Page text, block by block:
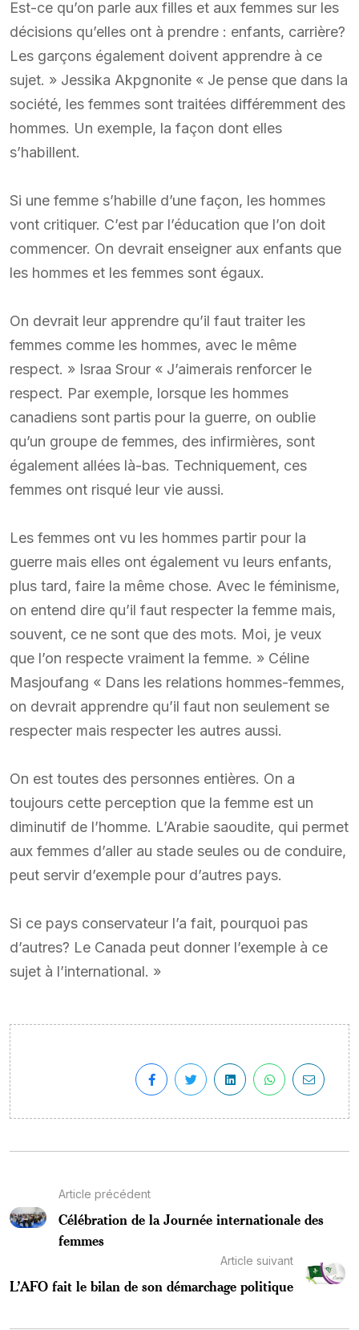
Est-ce qu’on parle aux filles et aux femmes sur les
décisions qu’elles ont à prendre : enfants, carrière?
Les garçons également doivent apprendre à ce
sujet. » Jessika Akpgnonite « Je pense que dans la
société, les femmes sont traitées différemment des
hommes. Un exemple, la façon dont elles
s’habillent.
Si une femme s’habille d’une façon, les hommes
vont critiquer. C’est par l’éducation que l’on doit
commencer. On devrait enseigner aux enfants que
les hommes et les femmes sont égaux.
On devrait leur apprendre qu’il faut traiter les
femmes comme les hommes, avec le même
respect. » Israa Srour « J’aimerais renforcer le
respect. Par exemple, lorsque les hommes
canadiens sont partis pour la guerre, on oublie
qu’un groupe de femmes, des infirmières, sont
également allées là-bas. Techniquement, ces
femmes ont risqué leur vie aussi.
Les femmes ont vu les hommes partir pour la
guerre mais elles ont également vu leurs enfants,
plus tard, faire la même chose. Avec le féminisme,
on entend dire qu’il faut respecter la femme mais,
souvent, ce ne sont que des mots. Moi, je veux
que l’on respecte vraiment la femme. » Céline
Masjoufang « Dans les relations hommes-femmes,
on devrait apprendre qu’il faut non seulement se
respecter mais respecter les autres aussi.
On est toutes des personnes entières. On a
toujours cette perception que la femme est un
diminutif de l’homme. L’Arabie saoudite, qui permet
aux femmes d’aller au stade seules ou de conduire,
peut servir d’exemple pour d’autres pays.
Si ce pays conservateur l’a fait, pourquoi pas
d’autres? Le Canada peut donner l’exemple à ce
sujet à l’international. »
Article précédent
Célébration de la Journée internationale des
femmes
Article suivant
L’AFO fait le bilan de son démarchage politique